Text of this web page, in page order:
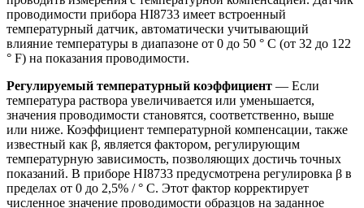
проводимости прибора HI8733 имеет встроенный
температурный датчик, автоматически учитывающий
влияние температуры в диапазоне от 0 до 50 ° C (от 32 до 122
° F) на показания проводимости.
Регулируемый температурный коэффициент — Если
температура раствора увеличивается или уменьшается,
значения проводимости становятся, соответственно, выше
или ниже. Коэффициент температурной компенсации, также
известный как β, является фактором, регулирующим
температурную зависимость, позволяющих достичь точных
показаний. В приборе HI8733 предусмотрена регулировка β в
пределах от 0 до 2,5% / ° C. Этот фактор корректирует
численное значение проводимости образцов на заданное